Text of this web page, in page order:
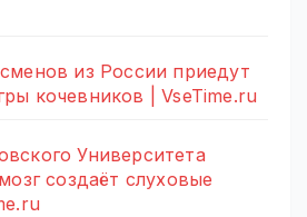
из России приедут
кочевников | VseTime.ru
Университета
создаёт слуховые